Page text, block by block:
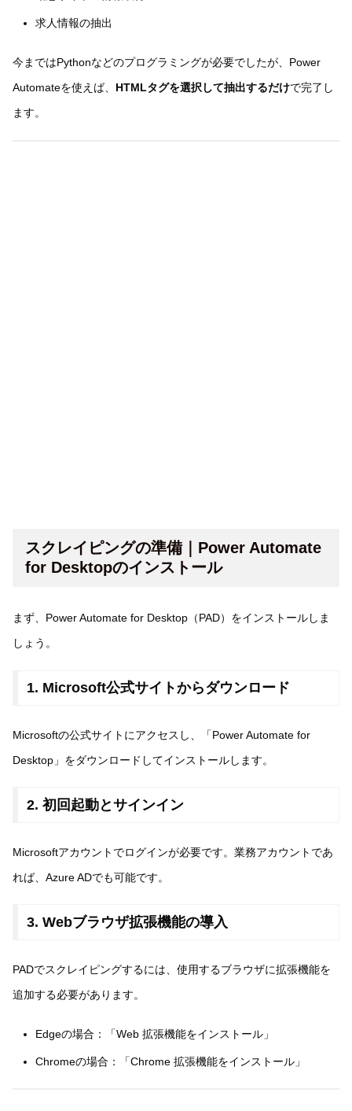
求人情報の抽出
今まではPythonなどのプログラミングが必要でしたが、Power
Automateを使えば、 HTMLタグを選択して抽出するだけで完了し
ます。
スクレイピングの準備｜Power Automate
for Desktopのインストール
まず、Power Automate for Desktop（PAD）をインストールしま
しょう。
1. Microsoft公式サイトからダウンロード
Microsoftの公式サイトにアクセスし、「Power Automate for
Desktop」をダウンロードしてインストールします。
2. 初回起動とサインイン
Microsoftアカウントでログインが必要です。業務アカウントであ
れば、Azure ADでも可能です。
3. Webブラウザ拡張機能の導入
PADでスクレイピングするには、使用するブラウザに拡張機能を
追加する必要があります。
Edgeの場合：「Web 拡張機能をインストール」
Chromeの場合：「Chrome 拡張機能をインストール」